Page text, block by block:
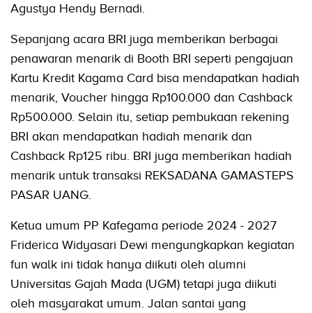
Agustya Hendy Bernadi.
Sepanjang acara BRI juga memberikan berbagai
penawaran menarik di Booth BRI seperti pengajuan
Kartu Kredit Kagama Card bisa mendapatkan hadiah
menarik, Voucher hingga Rp100.000 dan Cashback
Rp500.000. Selain itu, setiap pembukaan rekening
BRI akan mendapatkan hadiah menarik dan
Cashback Rp125 ribu. BRI juga memberikan hadiah
menarik untuk transaksi REKSADANA GAMASTEPS
PASAR UANG.
Ketua umum PP Kafegama periode 2024 - 2027
Friderica Widyasari Dewi mengungkapkan kegiatan
fun walk ini tidak hanya diikuti oleh alumni
Universitas Gajah Mada (UGM) tetapi juga diikuti
oleh masyarakat umum. Jalan santai yang